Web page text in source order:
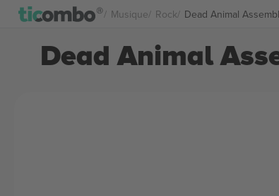
Musique Rock Dead Animal
Dead Animal